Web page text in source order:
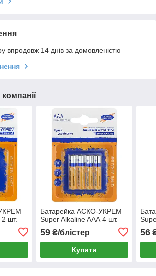
впродовж 14 днів за домовленістю
шт.
Батарейка АСКО-УКРЕМ
Super Alkaline AАА 4 шт.
59₴/блістер
Купити
56